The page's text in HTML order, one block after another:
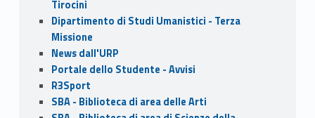
Tirocini
Dipartimento di Studi Umanistici - Terza
Missione
News dall'URP
Portale dello Studente - Avvisi
R3Sport
SBA - Biblioteca di area delle Arti